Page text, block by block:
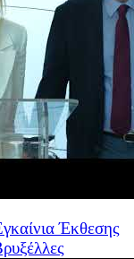
Έκθεσης